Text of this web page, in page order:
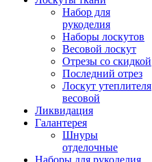
Набор для
рукоделия
Наборы лоскутов
Весовой лоскут
Отрезы со скидкой
Последний отрез
Лоскут утеплителя
весовой
Ликвидация
Галантерея
Шнуры
отделочные
Наборы для рукоделия